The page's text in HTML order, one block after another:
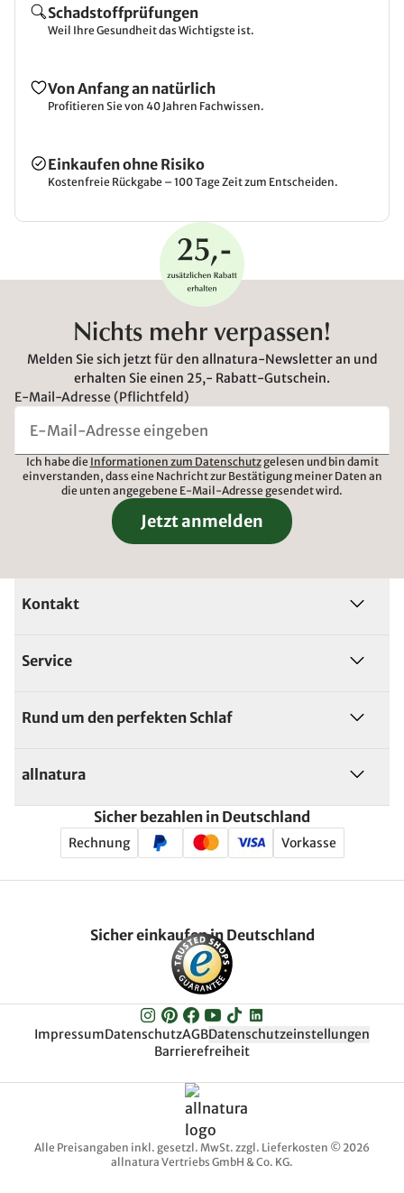
Schadstoffprüfungen
Weil Ihre Gesundheit das Wichtigste ist.
Von Anfang an natürlich
Profitieren Sie von 40 Jahren Fachwissen.
Einkaufen ohne Risiko
Kostenfreie Rückgabe – 100 Tage Zeit zum Entscheiden.
Nichts mehr verpassen!
Melden Sie sich jetzt für den allnatura-Newsletter an und
erhalten Sie einen 25,- Rabatt-Gutschein.
E-Mail-Adresse (Pflichtfeld)
Ich habe die Informationen zum Datenschutzgelesen und bin damit
einverstanden, dass eine Nachricht zur Bestätigung meiner Daten an
die unten angegebene E-Mail-Adresse gesendet wird.
Jetzt anmelden
Kontakt
Service
Rund um den perfekten Schlaf
allnatura
Sicher bezahlen in Deutschland
Rechnung Vorkasse
Sicher einkaufen in Deutschland
ImpressumDatenschutzAGBDatenschutzeinstellungen
Barrierefreiheit
Alle Preisangaben inkl. gesetzl. MwSt. zzgl. Lieferkosten © 2026
allnatura Vertriebs GmbH & Co. KG.